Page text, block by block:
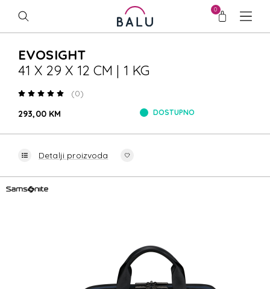
0
EVOSIGHT
41 X 29 X 12 CM | 1 KG
(0)
293,00 KM
DOSTUPNO
Detalji proizvoda